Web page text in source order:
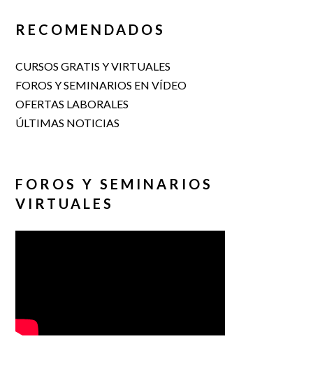
RECOMENDADOS
CURSOS GRATIS Y VIRTUALES
FOROS Y SEMINARIOS EN VÍDEO
OFERTAS LABORALES
ÚLTIMAS NOTICIAS
FOROS Y SEMINARIOS
VIRTUALES